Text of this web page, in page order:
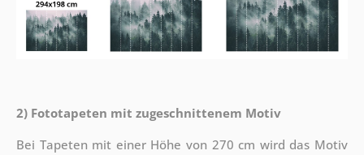
2) Fototapeten mit zugeschnittenem Motiv
Bei Tapeten mit einer Höhe von 270 cm wird das Motiv